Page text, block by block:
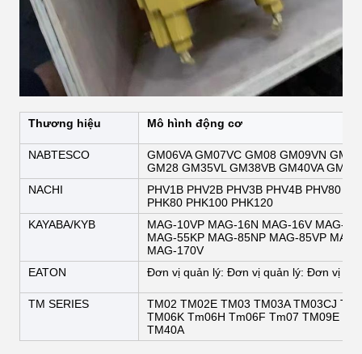
Thương hiệu Mô hình động cơ
NABTESCO
GM06VA GM07VC GM08 GM09VN
GM28 GM35VL GM38VB GM40VA
NACHI
PHV1B PHV2B PHV3B PHV4B PHV80
PHK80 PHK100 PHK120
KAYABA/KYB
MAG-10VP MAG-16N MAG-16V MAG-
MAG-55KP MAG-85NP MAG-85VP
MAG-170V
EATON
Đơn vị quản lý: Đơn vị quản lý: Đơn vị
TM SERIES
TM02 TM02E TM03 TM03A TM03CJ
TM06K Tm06H Tm06F Tm07 TM09E
TM40A